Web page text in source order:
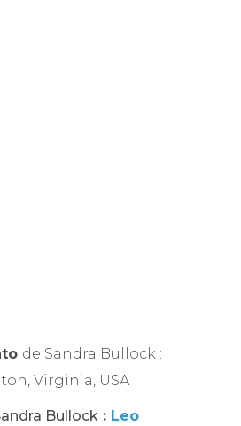
de Sandra Bullock :
Virginia, USA
Bullock : Leo